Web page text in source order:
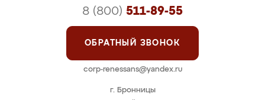
г. Бронницы
8 (800) 511-89-55
ОБРАТНЫЙ ЗВОНОК
corp-renessans@yandex.ru